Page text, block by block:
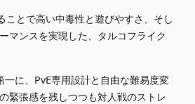
ことで高い中毒性と遊びやすさ、そし
マンスを実現した、タルコフライク
一に、PvE専用設計と自由な難易度変
緊張感を残しつつも対人戦のストレ